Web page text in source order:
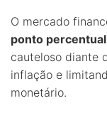
O mercado
ponto percentual
cauteloso diante
inflação e
monetário.